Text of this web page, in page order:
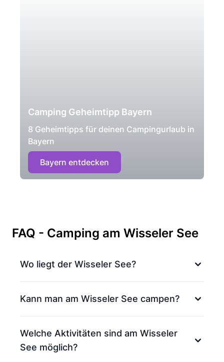
Camping Geheimtipp Bayern
8 Geheimtipps für deinen Campingurlaub in
Bayern
Bayern entdecken
FAQ - Camping am Wisseler See
Wo liegt der Wisseler See?
Kann man am Wisseler See campen?
Welche Aktivitäten sind am Wisseler
See möglich?